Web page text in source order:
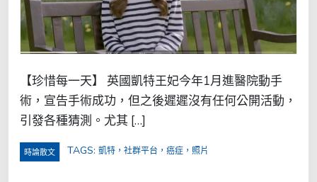
【珍惜每一天】 英國凱特王妃今年1月進醫院動手
術，宣告手術成功，但之後遲遲沒有任何公開活動，
引發各種猜測。尤其 […]
時論散文 TAGS: 凱特，社群平台，癌症，照片